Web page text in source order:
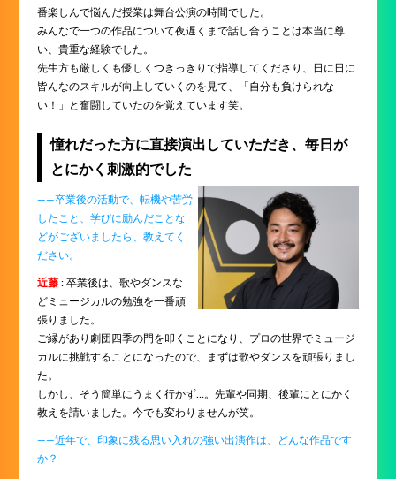
番楽しんで悩んだ授業は舞台公演の時間でした。
みんなで一つの作品について夜遅くまで話し合うことは本当に尊
い、貴重な経験でした。
先生方も厳しくも優しくつきっきりで指導してくださり、日に日に
皆んなのスキルが向上していくのを見て、「自分も負けられな
い！」と奮闘していたのを覚えています笑。
憧れだった方に直接演出していただき、毎日が
とにかく刺激的でした
――卒業後の活動で、転機や苦労
したこと、学びに励んだことな
どがございましたら、教えてく
ださい。
近藤 : 卒業後は、歌やダンスな
どミュージカルの勉強を一番頑
張りました。
ご縁があり劇団四季の門を叩くことになり、プロの世界でミュージ
カルに挑戦することになったので、まずは歌やダンスを頑張りまし
た。
しかし、そう簡単にうまく行かず…。先輩や同期、後輩にとにかく
教えを請いました。今でも変わりませんが笑。
――近年で、印象に残る思い入れの強い出演作は、どんな作品です
か？